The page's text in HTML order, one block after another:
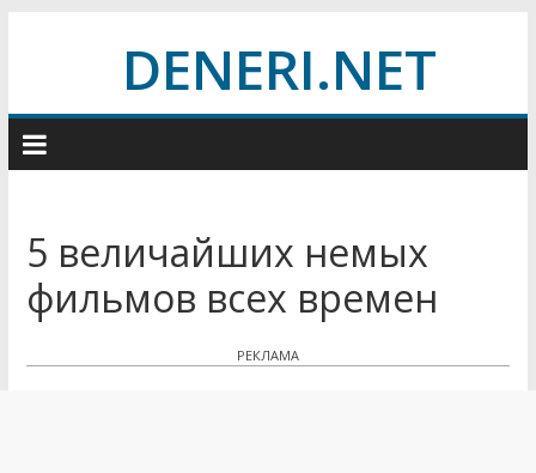
DENERI.NET
5 величайших немых
фильмов всех времен
РЕКЛАМА